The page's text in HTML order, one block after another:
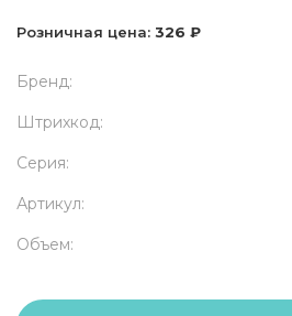
Розничная цена: 326 ₽
Бренд:
Штрихкод:
Серия:
Артикул:
Объем: